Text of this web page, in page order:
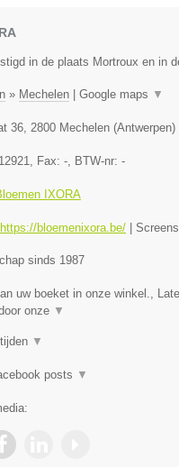
in de plaats Mortroux en in
» Mechelen Google maps ▼
36, 2800 Mechelen (Antwerpen)
, Fax: -, BTW-nr: -
IXORA
https://bloemenixora.be/
sinds 1987
uw boeket in onze winkel.,
onze ▼
▼
posts ▼